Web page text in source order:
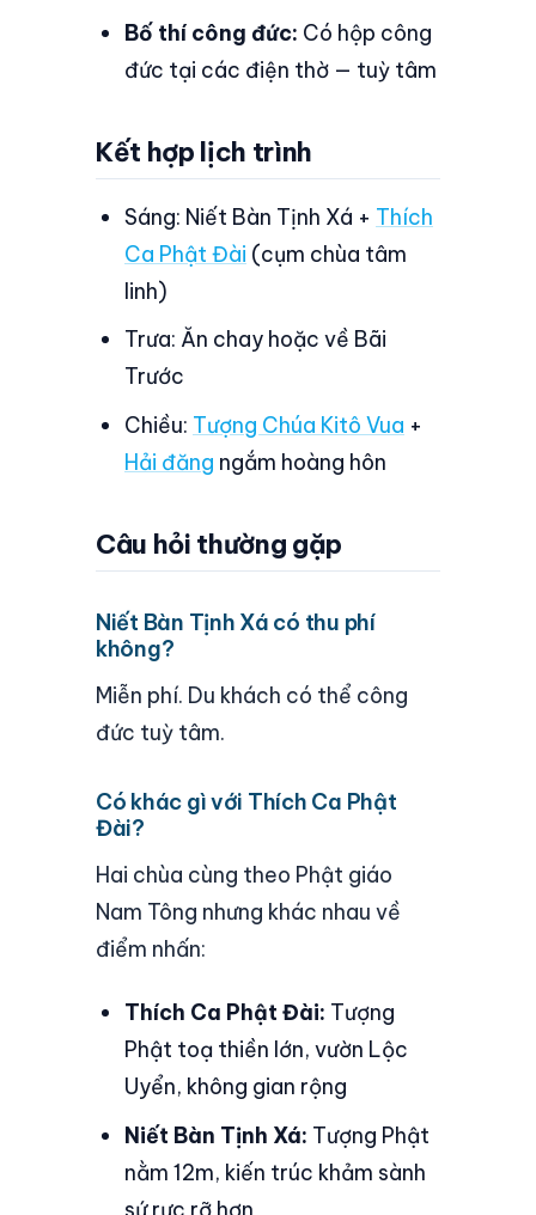
Bố thí công đức: Có hộp công
đức tại các điện thờ — tuỳ tâm
Kết hợp lịch trình
Sáng: Niết Bàn Tịnh Xá + Thích
Ca Phật Đài (cụm chùa tâm
linh)
Trưa: Ăn chay hoặc về Bãi
Trước
Chiều: Tượng Chúa Kitô Vua +
Hải đăng ngắm hoàng hôn
Câu hỏi thường gặp
Niết Bàn Tịnh Xá có thu phí
không?
Miễn phí. Du khách có thể công
đức tuỳ tâm.
Có khác gì với Thích Ca Phật
Đài?
Hai chùa cùng theo Phật giáo
Nam Tông nhưng khác nhau về
điểm nhấn:
Thích Ca Phật Đài: Tượng
Phật toạ thiền lớn, vườn Lộc
Uyển, không gian rộng
Niết Bàn Tịnh Xá: Tượng Phật
nằm 12m, kiến trúc khảm sành
sứ rực rỡ hơn